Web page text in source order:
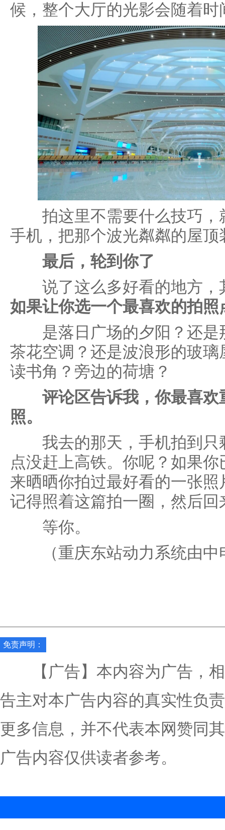
候，整个大厅的光影会随着时
拍这里不需要什么技巧，
手机，把那个波光粼粼的屋顶
最后，轮到你了
说了这么多好看的地方，
如果让你选一个最喜欢的拍
是落日广场的夕阳？还是
茶花空调？还是波浪形的玻
读书角？旁边的荷塘？
评论区告诉我，你最喜
照。
我去的那天，手机拍到只
点没赶上高铁。你呢？如果
来晒晒你拍过最好看的一张
记得照着这篇拍一圈，然后回
等你。
（重庆东站动力系统由中
免责声明：
【广告】本内容为广告，相
告主对本广告内容的真实性负
更多信息，并不代表本网赞同
广告内容仅供读者参考。